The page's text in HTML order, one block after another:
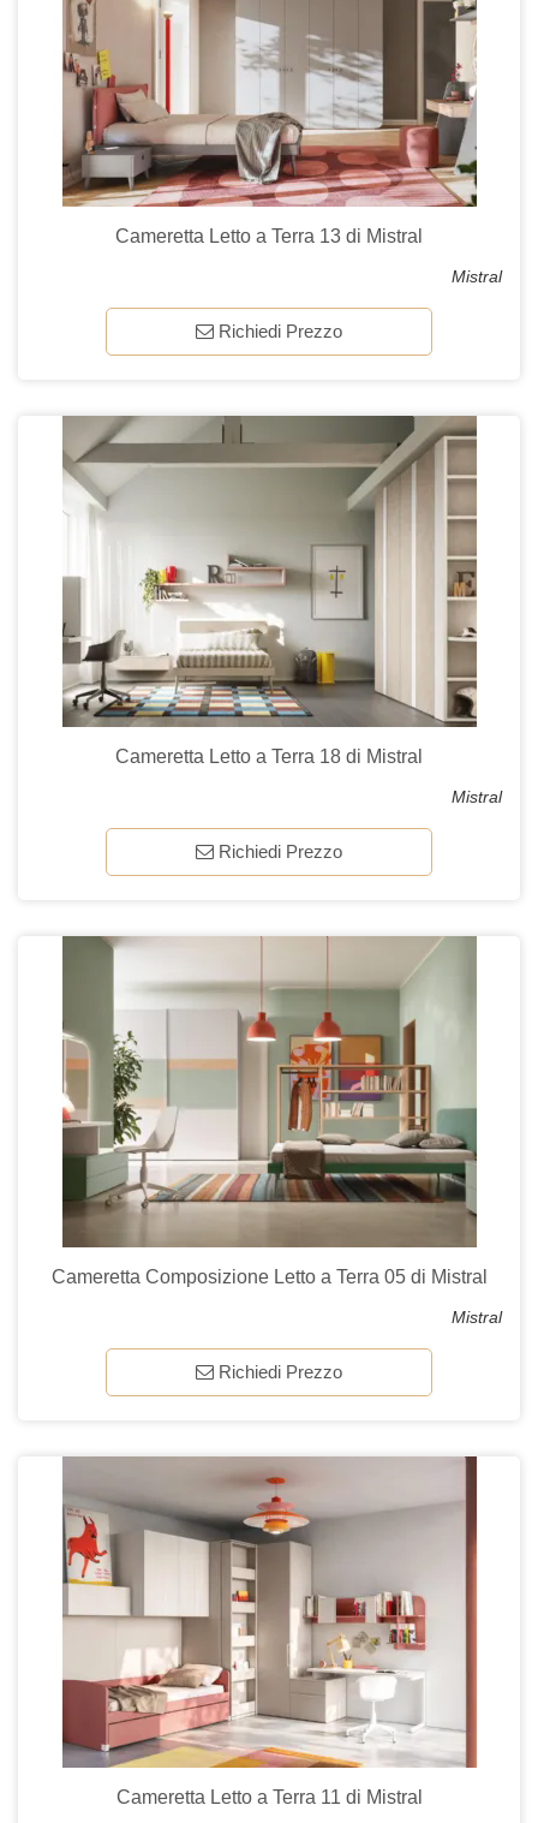
Cameretta Letto a Terra 13 di Mistral
Mistral
Richiedi Prezzo
Cameretta Letto a Terra 18 di Mistral
Mistral
Richiedi Prezzo
Cameretta Composizione Letto a Terra 05 di Mistral
Mistral
Richiedi Prezzo
Cameretta Letto a Terra 11 di Mistral